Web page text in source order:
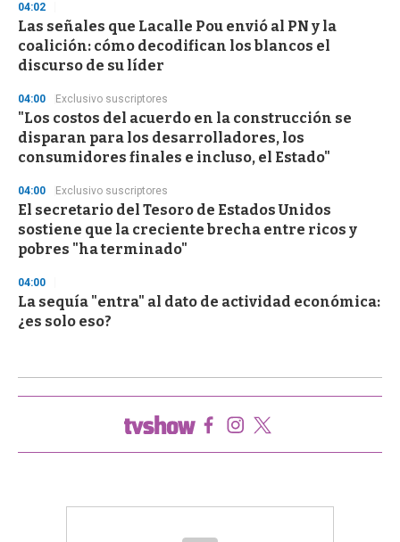
04:02
Las señales que Lacalle Pou envió al PN y la
coalición: cómo decodifican los blancos el
discurso de su líder
04:00 Exclusivo suscriptores
"Los costos del acuerdo en la construcción se
disparan para los desarrolladores, los
consumidores finales e incluso, el Estado"
04:00 Exclusivo suscriptores
El secretario del Tesoro de Estados Unidos
sostiene que la creciente brecha entre ricos y
pobres "ha terminado"
04:00
La sequía "entra" al dato de actividad económica:
¿es solo eso?